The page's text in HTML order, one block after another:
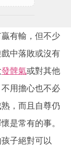
有輸，但不少
中落敗或沒有
發髀氣或對其他
用擔心也不必
，而且自尊仍
是常有的事。
子絕對可以